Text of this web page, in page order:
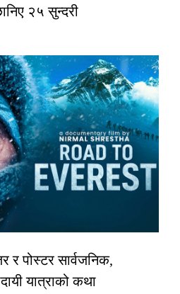
२५ सुन्दरी
र पोस्टर सार्वजनिक,
यात्राको कथा